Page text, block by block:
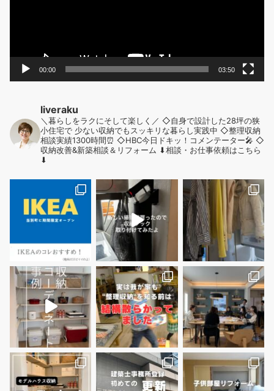
00:00 03:50
liveraku
＼暮らしをラクにそして楽しく／ ◇自身で設計した28坪の狭
小住宅で 少ない収納でもスッキリな暮らし実践中 ◇整理収納
相談実績1300時間⏰ ◇HBC今日ドキッ！コメンテーター🎤 ◇
収納改善&新築相談＆リフォーム ⬇︎相談・お仕事依頼はこちら
⬇︎